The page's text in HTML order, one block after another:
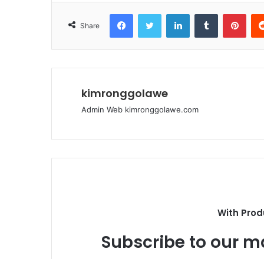
Share
kimronggolawe
Admin Web kimronggolawe.com
With
Subscribe to our